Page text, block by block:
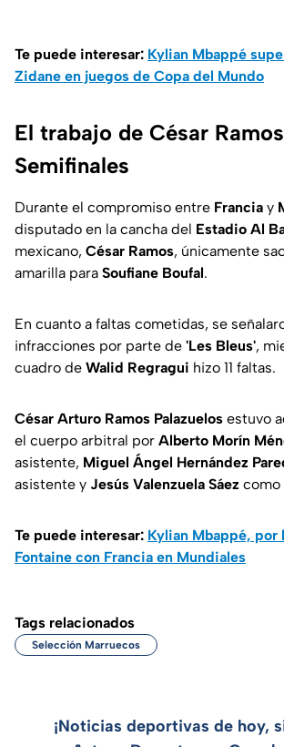
Te puede interesar: Kylian Mbappé
Zidane en juegos de Copa del Mundo
El trabajo de César
Semifinales
Durante el compromiso entre Francia y
disputado en la cancha del Estadio Al
mexicano, César Ramos, únicamente
amarilla para Soufiane Boufal.
En cuanto a faltas cometidas, se
infracciones por parte de 'Les Bleus',
cuadro de Walid Regragui hizo 11 faltas.
César Arturo Ramos Palazuelos estuvo
el cuerpo arbitral por Alberto Morín
asistente, Miguel Ángel Hernández
asistente y Jesús Valenzuela Sáez como
Te puede interesar: Kylian Mbappé, por
Fontaine con Francia en Mundiales
Tags relacionados
Selección Marruecos
¡Noticias deportivas de hoy,